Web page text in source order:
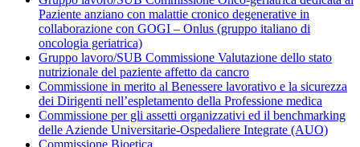
Paziente anziano con malattie cronico degenerative in
collaborazione con GOGI – Onlus (gruppo italiano di
oncologia geriatrica)
Gruppo lavoro/SUB Commissione Valutazione dello stato
nutrizionale del paziente affetto da cancro
Commissione in merito al Benessere lavorativo e la sicurezza
dei Dirigenti nell’espletamento della Professione medica
Commissione per gli assetti organizzativi ed il benchmarking
delle Aziende Universitarie-Ospedaliere Integrate (AUO)